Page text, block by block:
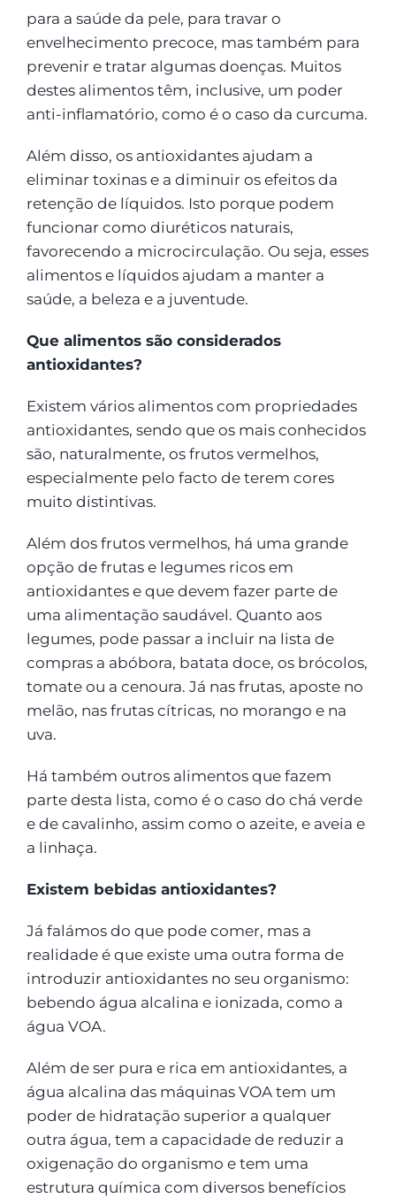
para a saúde da pele, para travar o
envelhecimento precoce, mas também para
prevenir e tratar algumas doenças. Muitos
destes alimentos têm, inclusive, um poder
anti-inflamatório, como é o caso da curcuma.
Além disso, os antioxidantes ajudam a
eliminar toxinas e a diminuir os efeitos da
retenção de líquidos. Isto porque podem
funcionar como diuréticos naturais,
favorecendo a microcirculação. Ou seja, esses
alimentos e líquidos ajudam a manter a
saúde, a beleza e a juventude.
Que alimentos são considerados
antioxidantes?
Existem vários alimentos com propriedades
antioxidantes, sendo que os mais conhecidos
são, naturalmente, os frutos vermelhos,
especialmente pelo facto de terem cores
muito distintivas.
Além dos frutos vermelhos, há uma grande
opção de frutas e legumes ricos em
antioxidantes e que devem fazer parte de
uma alimentação saudável. Quanto aos
legumes, pode passar a incluir na lista de
compras a abóbora, batata doce, os brócolos,
tomate ou a cenoura. Já nas frutas, aposte no
melão, nas frutas cítricas, no morango e na
uva.
Há também outros alimentos que fazem
parte desta lista, como é o caso do chá verde
e de cavalinho, assim como o azeite, e aveia e
a linhaça.
Existem bebidas antioxidantes?
Já falámos do que pode comer, mas a
realidade é que existe uma outra forma de
introduzir antioxidantes no seu organismo:
bebendo água alcalina e ionizada, como a
água VOA.
Além de ser pura e rica em antioxidantes, a
água alcalina das máquinas VOA tem um
poder de hidratação superior a qualquer
outra água, tem a capacidade de reduzir a
oxigenação do organismo e tem uma
estrutura química com diversos benefícios